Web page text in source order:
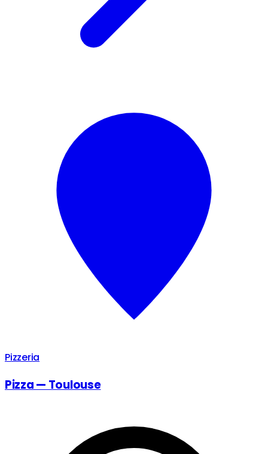
Pizzeria
Pizza — Toulouse